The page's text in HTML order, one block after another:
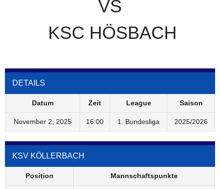
VS
KSC HÖSBACH
DETAILS
Datum Zeit League Saison
November 2, 2025 16:00 1. Bundesliga 2025/2026
KSV KÖLLERBACH
Position Mannschaftspunkte